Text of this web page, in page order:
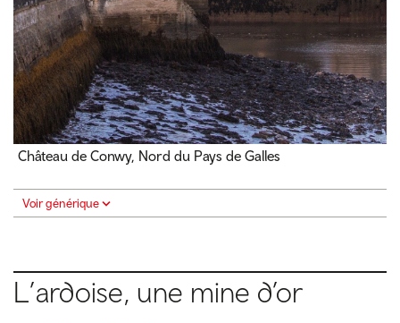
Château de Conwy, Nord du Pays de Galles
Voir générique
L’ardoise, une mine d’or